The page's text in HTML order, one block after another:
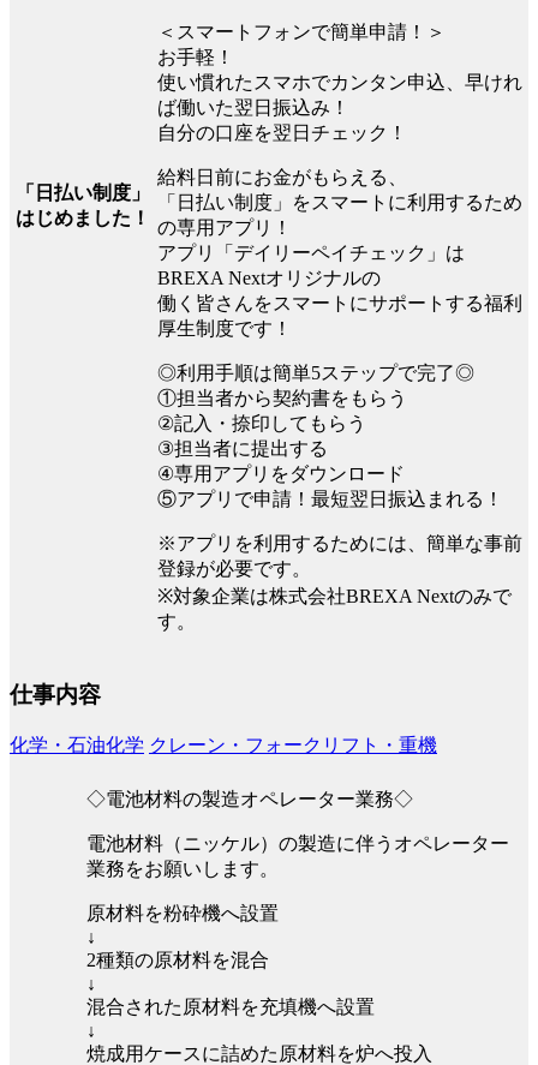
「日払い制度」
はじめました！
＜スマートフォンで簡単申請！＞
お手軽！
使い慣れたスマホでカンタン申込、早けれ
ば働いた翌日振込み！
自分の口座を翌日チェック！
給料日前にお金がもらえる、
「日払い制度」をスマートに利用するため
の専用アプリ！
アプリ「デイリーペイチェック」は
BREXA Nextオリジナルの
働く皆さんをスマートにサポートする福利
厚生制度です！
◎利用手順は簡単5ステップで完了◎
①担当者から契約書をもらう
②記入・捺印してもらう
③担当者に提出する
④専用アプリをダウンロード
⑤アプリで申請！最短翌日振込まれる！
※アプリを利用するためには、簡単な事前
登録が必要です。
※対象企業は株式会社BREXA Nextのみで
す。
仕事内容
化学・石油化学 クレーン・フォークリフト・重機
◇電池材料の製造オペレーター業務◇
電池材料（ニッケル）の製造に伴うオペレーター
業務をお願いします。
原材料を粉砕機へ設置
↓
2種類の原材料を混合
↓
混合された原材料を充填機へ設置
↓
焼成用ケースに詰めた原材料を炉へ投入